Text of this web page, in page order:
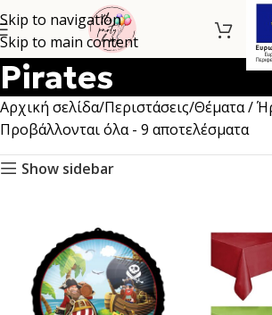
Skip to navigation
Skip to main content
Pirates
Αρχική σελίδα Περιστάσεις Θέματα /
Προβάλλονται όλα - 9 αποτελέσματα
Show sidebar